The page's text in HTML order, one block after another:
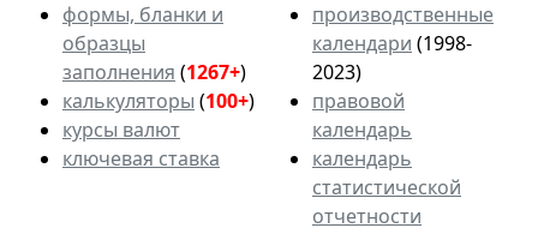
формы, бланки и
образцы
заполнения (1267+)
калькуляторы (100+)
курсы валют
ключевая ставка
производственные
календари (1998-
2023)
правовой
календарь
календарь
статистической
отчетности